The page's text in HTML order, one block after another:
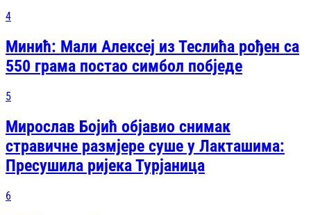
4
Минић: Мали Алексеј из Теслића рођен са
550 грама постао симбол побједе
5
Мирослав Бојић објавио снимак
стравичне размјере суше у Лакташима:
Пресушила ријека Турјаница
6